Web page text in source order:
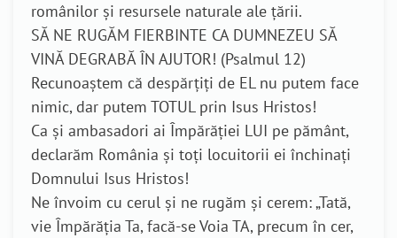
românilor și resursele naturale ale țării.
SĂ NE RUGĂM FIERBINTE CA DUMNEZEU SĂ
VINĂ DEGRABĂ ÎN AJUTOR! (Psalmul 12)
Recunoaștem că despărțiți de EL nu putem face
nimic, dar putem TOTUL prin Isus Hristos!
Ca și ambasadori ai Împărăției LUI pe pământ,
declarăm România și toți locuitorii ei închinați
Domnului Isus Hristos!
Ne învoim cu cerul și ne rugăm și cerem: „Tată,
vie Împărăția Ta, facă-se Voia TA, precum în cer,